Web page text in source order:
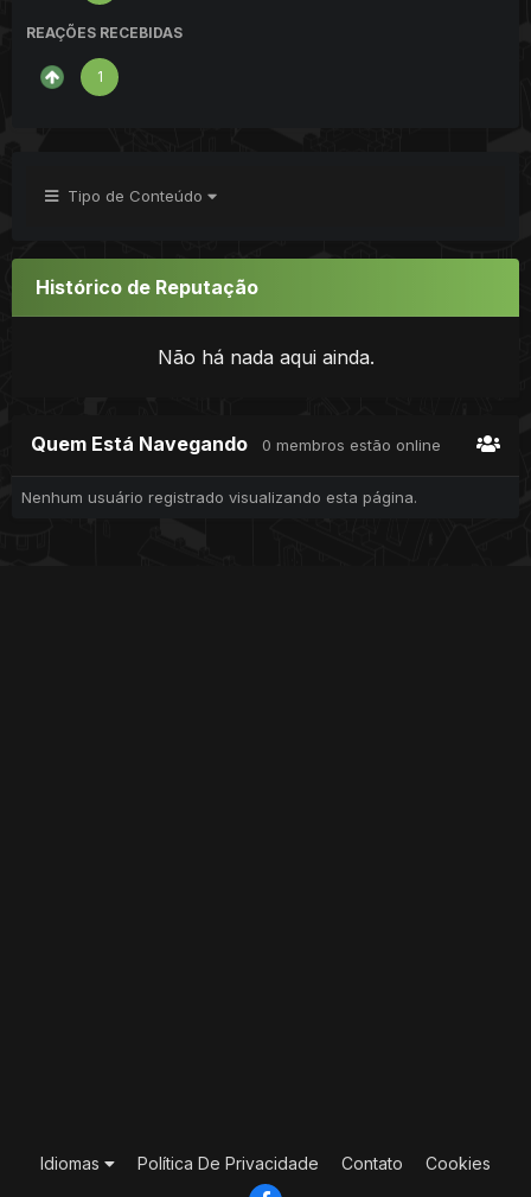
REAÇÕES RECEBIDAS
1
Tipo de Conteúdo
Histórico de Reputação
Não há nada aqui ainda.
Quem Está Navegando 0 membros estão online
Nenhum usuário registrado visualizando esta página.
Idiomas Política De Privacidade Contato Cookies